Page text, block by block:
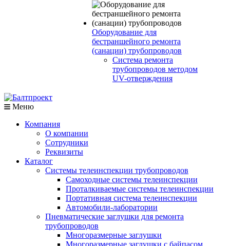
Оборудование для
бестраншейного ремонта
(санации) трубопроводов
Система ремонта
трубопроводов методом
UV-отверждения
Меню
Компания
О компании
Сотрудники
Реквизиты
Каталог
Системы телеинспекции трубопроводов
Самоходные системы телеинспекции
Проталкиваемые системы телеинспекции
Портативная система телеинспекции
Автомобили-лаборатории
Пневматические заглушки для ремонта
трубопроводов
Многоразмерные заглушки
Многоразмерные заглушки с байпасом